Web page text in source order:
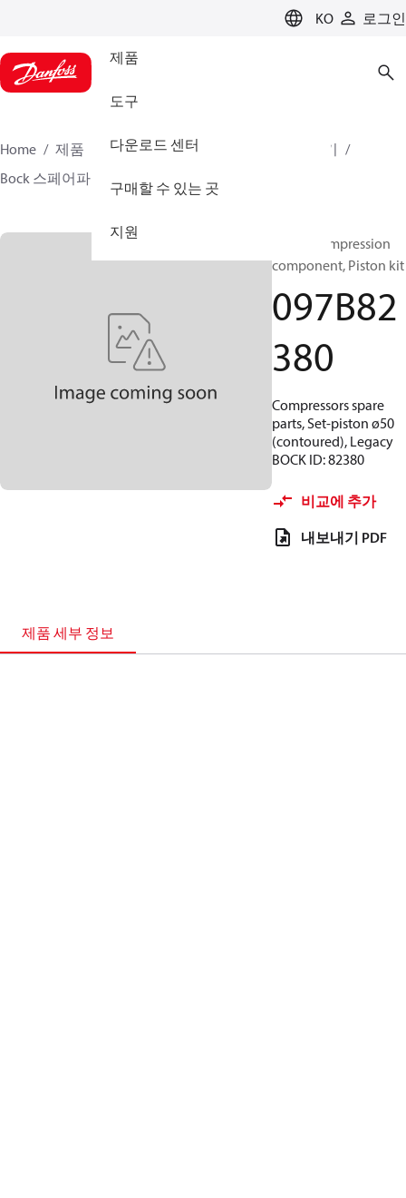
KO 로그인
제품
도구
다운로드 센터
구매할 수 있는 곳
지원
Home 제품 클라이미트 솔루션스 - 히팅
압축기
Bock 스페어파트 및 액세서리
097B82380
BOCK, Compression
component, Piston kit
097B82
380
Compressors spare
parts, Set-piston ø50
(contoured), Legacy
BOCK ID: 82380
비교에 추가
내보내기 PDF
제품 세부 정보